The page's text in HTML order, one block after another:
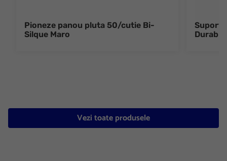
Pioneze panou pluta 50/cutie Bi-
Silque Maro
Suport
Vezi toate produsele